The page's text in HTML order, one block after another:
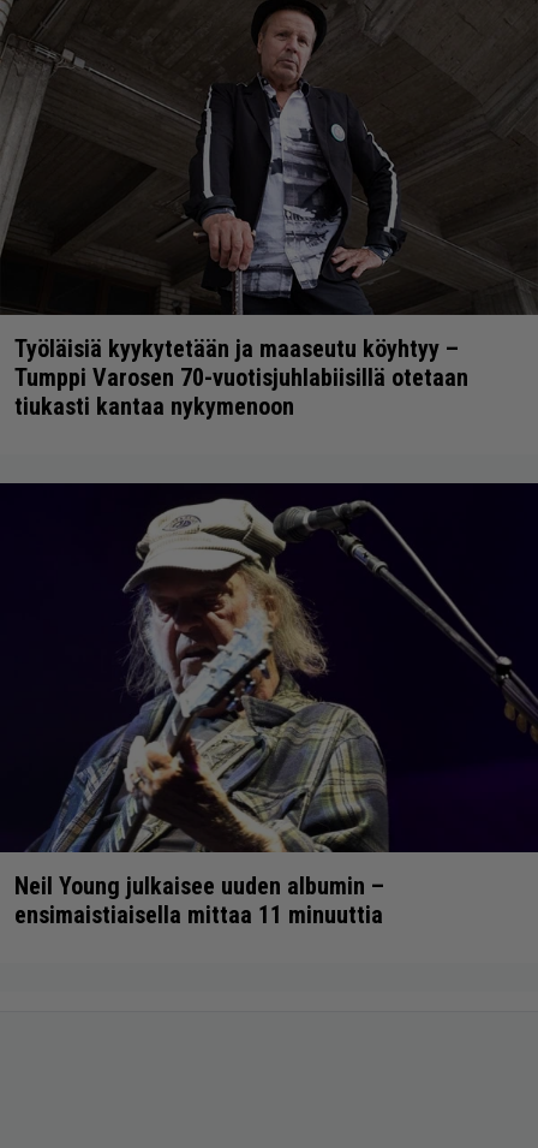
Työläisiä kyykytetään ja maaseutu köyhtyy –
Tumppi Varosen 70-vuotisjuhlabiisillä otetaan
tiukasti kantaa nykymenoon
Neil Young julkaisee uuden albumin –
ensimaistiaisella mittaa 11 minuuttia